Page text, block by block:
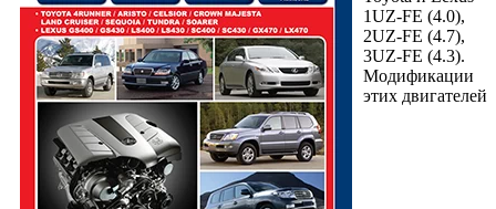
1UZ-FE (4.0),
2UZ-FE (4.7),
3UZ-FE (4.3).
Модификации
этих двигателей